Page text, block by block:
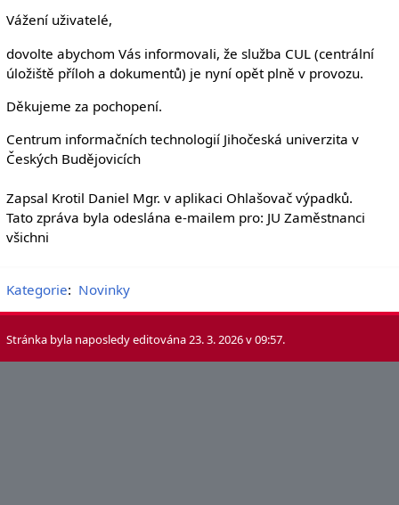
Vážení uživatelé,
dovolte abychom Vás informovali, že služba CUL (centrální
úložiště příloh a dokumentů) je nyní opět plně v provozu.
Děkujeme za pochopení.
Centrum informačních technologií Jihočeská univerzita v
Českých Budějovicích
Zapsal Krotil Daniel Mgr. v aplikaci Ohlašovač výpadků.
Tato zpráva byla odeslána e-mailem pro: JU Zaměstnanci
všichni
Kategorie: Novinky
Stránka byla naposledy editována 23. 3. 2026 v 09:57.